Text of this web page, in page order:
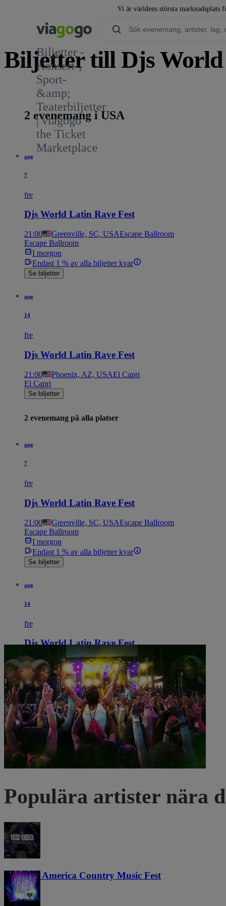
Vi är världens största marknadsplats
Biljetter -
Konsert-,
Sport-
&amp;
Teaterbiljetter
| viagogo
the Ticket
Marketplace
Biljetter till Djs World
1
2 evenemang i USA
aug
7
fre
Djs World Latin Rave Fest
21:00 Greenville, SC, USAEscape Ballroom
Escape Ballroom
I morgon
Endast 1 % av alla biljetter kvar
Se biljetter
aug
14
fre
Djs World Latin Rave Fest
21:00 Phoenix, AZ, USAEl Capri
El Capri
Se biljetter
2 evenemang på alla platser
aug
7
fre
Djs World Latin Rave Fest
21:00 Greenville, SC, USAEscape Ballroom
Escape Ballroom
I morgon
Endast 1 % av alla biljetter kvar
Se biljetter
aug
14
fre
Djs World Latin Rave Fest
21:00 Phoenix, AZ, USAEl Capri
El Capri
Se biljetter
Populära artister nära
Voices of America Country Music Fest
36